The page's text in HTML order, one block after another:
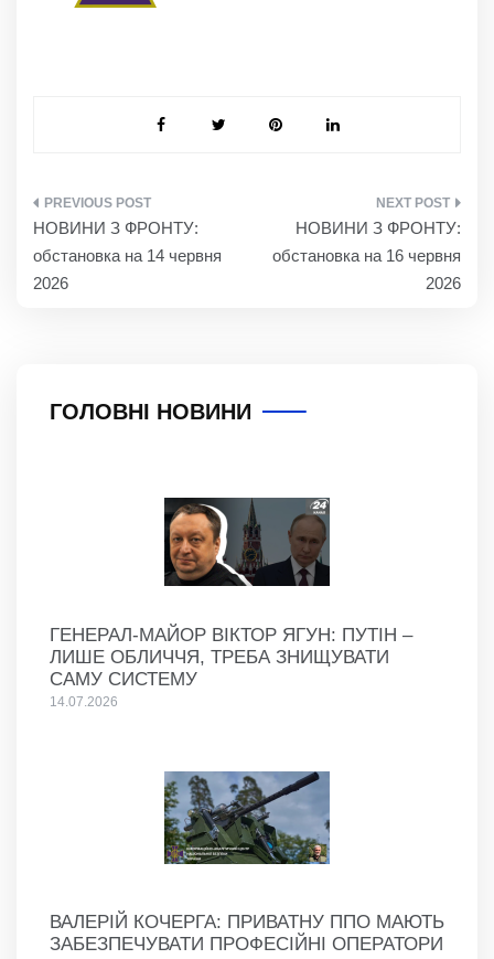
НАВІГАЦІЯ
ЗАПИСІВ
НОВИНИ З ФРОНТУ:
обстановка на 14 червня
2026
НОВИНИ З ФРОНТУ:
обстановка на 16 червня
2026
ГОЛОВНІ НОВИНИ
ГЕНЕРАЛ-МАЙОР ВІКТОР ЯГУН: ПУТІН –
ЛИШЕ ОБЛИЧЧЯ, ТРЕБА ЗНИЩУВАТИ
САМУ СИСТЕМУ
14.07.2026
ВАЛЕРІЙ КОЧЕРГА: ПРИВАТНУ ППО МАЮТЬ
ЗАБЕЗПЕЧУВАТИ ПРОФЕСІЙНІ ОПЕРАТОРИ